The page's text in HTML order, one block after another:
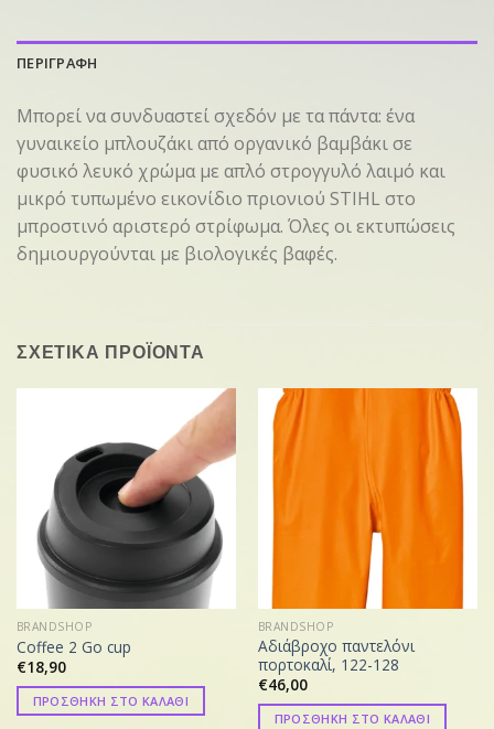
ΠΕΡΙΓΡΑΦΗ
Μπορεί να συνδυαστεί σχεδόν με τα πάντα: ένα
γυναικείο μπλουζάκι από οργανικό βαμβάκι σε
φυσικό λευκό χρώμα με απλό στρογγυλό λαιμό και
μικρό τυπωμένο εικονίδιο πριονιού STIHL στο
μπροστινό αριστερό στρίφωμα. Όλες οι εκτυπώσεις
δημιουργούνται με βιολογικές βαφές.
ΣΧΕΤΙΚΑ ΠΡΟΪΟΝΤΑ
BRANDSHOP
Coffee 2 Go cup
€18,90
ΠΡΟΣΘΗΚΗ ΣΤΟ ΚΑΛΑΘΙ
BRANDSHOP
Αδιάβροχο παντελόνι
πορτοκαλί, 122-128
€46,00
ΠΡΟΣΘΗΚΗ ΣΤΟ ΚΑΛΑΘΙ